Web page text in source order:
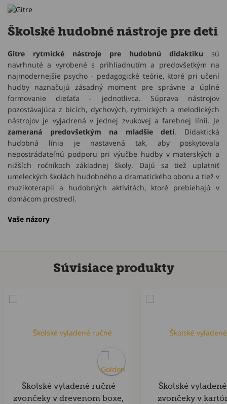
Školské hudobné nástroje pre deti
Gitre rytmické nástroje pre hudobnú didaktiku sú
navrhnuté a vyrobené s prihliadnutím a predovšetkým na
najmodernejšie psycho - pedagogické teórie, ktoré pri učení
hudby naznačujú zásadný moment pre správne a úplné
formovanie dieťaťa - jednotlivca. Súprava nástrojov
pozostávajúca z bicích, dychových, rytmických a melodických
nástrojov je vyjadrená v jednej zvukovej a farebnej línii. Je
zameraná predovšetkým na mladšie deti. Didaktická
hudobná línia je nastavená tak, aby poskytovala
nepostrádateľnú podporu pri výučbe hudby v materských a
nižších ročníkoch základnej školy. Dajú sa tiež uplatniť
umeleckých školách hudobného a dramatického oboru a tiež v
muzikoterapii a hudobných aktivitách, ktoré prebiehajú v
domácom prostredí.
Vaše názory
Súvisiace produkty
Školské vyladené ručné
zvončeky v drevenom boxe,
Školské
zvončeky v